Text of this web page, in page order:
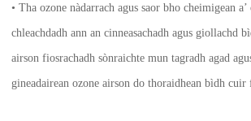
• Tha ozone nàdarrach agus saor bho cheimigean a’
chleachdadh ann an cinneasachadh agus giollachd
airson fiosrachadh sònraichte mun tagradh agad
gineadairean ozone airson do thoraidhean bìdh cuir